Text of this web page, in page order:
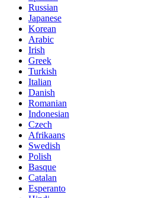
Russian
Japanese
Korean
Arabic
Irish
Greek
Turkish
Italian
Danish
Romanian
Indonesian
Czech
Afrikaans
Swedish
Polish
Basque
Catalan
Esperanto